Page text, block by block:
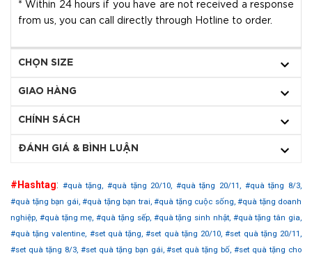
* Within 24 hours if you have are not received a response
from us, you can call directly through Hotline to order.
CHỌN SIZE
GIAO HÀNG
CHÍNH SÁCH
ĐÁNH GIÁ & BÌNH LUẬN
#Hashtag: #quà tặng, #quà tặng 20/10, #quà tặng 20/11, #quà tặng 8/3,
#quà tặng bạn gái, #quà tặng bạn trai, #quà tặng cuộc sống, #quà tặng doanh
nghiệp, #quà tặng mẹ,#quà tặng sếp, #quà tặng sinh nhật, #quà tặng tân gia,
#quà tặng valentine, #set quà tặng,#set quà tặng 20/10,#set quà tặng 20/11,
#set quà tặng 8/3, #set quà tặng bạn gái,#set quà tặng bố,#set quà tặng cho